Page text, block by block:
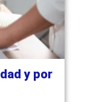
y por